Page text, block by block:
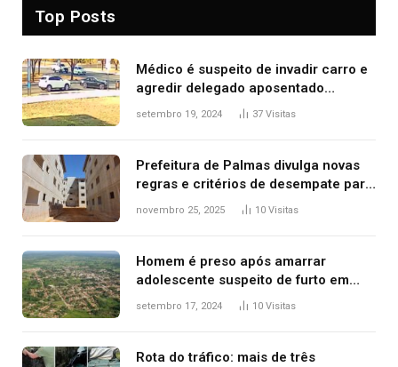
Top Posts
Médico é suspeito de invadir carro e
agredir delegado aposentado
durante confusão no trânsito
setembro 19, 2024 37 Visitas
Prefeitura de Palmas divulga novas
regras e critérios de desempate para
seleção de famílias no Minha Casa,
novembro 25, 2025 10 Visitas
Homem é preso após amarrar
adolescente suspeito de furto em
estaca de cerca e agredi-lo
setembro 17, 2024 10 Visitas
Rota do tráfico: mais de três